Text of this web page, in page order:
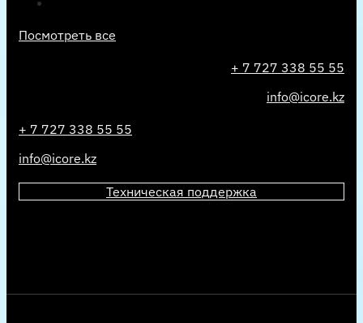
Посмотреть все
+ 7 727 338 55 55
info@icore.kz
+ 7 727 338 55 55
info@icore.kz
Техническая поддержка